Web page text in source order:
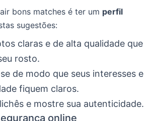
bons matches é ter um perfil
sugestões:
claras e de alta qualidade que
rosto.
de modo que seus interesses e
fiquem claros.
e mostre sua autenticidade.
online